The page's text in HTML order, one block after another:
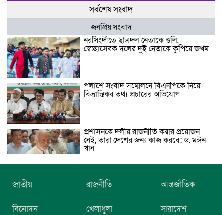
সর্বশেষ সংবাদ
জনপ্রিয় সংবাদ
নরসিংদীতে ছাত্রদল নেতাকে গুলি,
স্বেচ্ছাসেবক দলের দুই নেতাকে কুপিয়ে জখম
পলাশে সংবাদ সম্মেলনে বিএনপিকে নিয়ে
বিভ্রান্তিকর তথ্য প্রচারের অভিযোগ
প্রশাসনকে দলীয় রাজনীতি করার প্রয়োজন
নেই, তারা দেশের জন্য কাজ করবে: ড. মঈন
খান
নিখোঁজের তিনদিন পর মাইক্রোবাস চালকের
মরদেহ উদ্ধার
জাতীয় রাজনীতি আন্তর্জাতিক
বিনোদন খেলাধুলা সারাদেশ